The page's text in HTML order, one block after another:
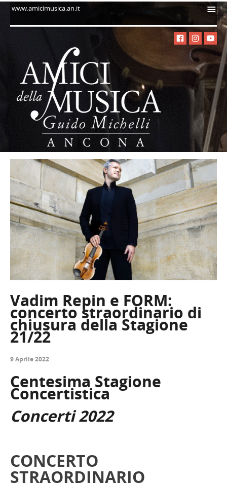
www.amicimusica.an.it i
Vadim Repin e FORM:
concerto straordinario di
chiusura della Stagione
21/22
9 Aprile 2022
Centesima Stagione
Concertistica
Concerti 2022
CONCERTO
STRAORDINARIO